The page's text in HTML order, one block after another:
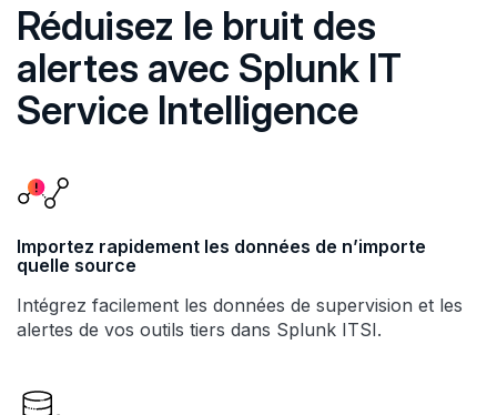
Réduisez le bruit des
alertes avec Splunk IT
Service Intelligence
Importez rapidement les données de n’importe
quelle source
Intégrez facilement les données de supervision et les
alertes de vos outils tiers dans Splunk ITSI.